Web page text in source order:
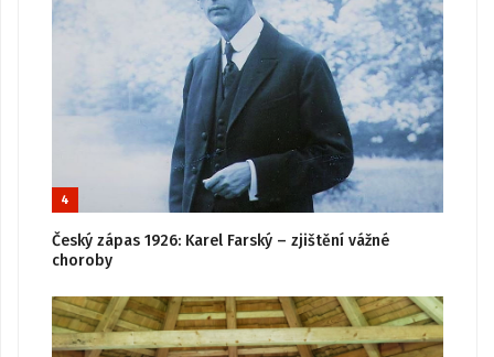
4
Český zápas 1926: Karel Farský – zjištění vážné
choroby